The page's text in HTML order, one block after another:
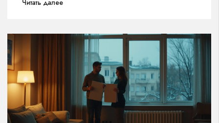
Читать далее